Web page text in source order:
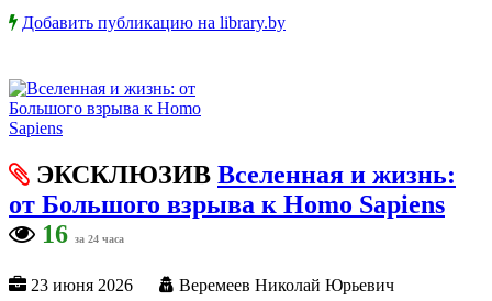
Добавить публикацию на library.by
ЭКСКЛЮЗИВ Вселенная и жизнь:
от Большого взрыва к Homo Sapiens
16 за 24 часа
23 июня 2026 Веремеев Николай Юрьевич